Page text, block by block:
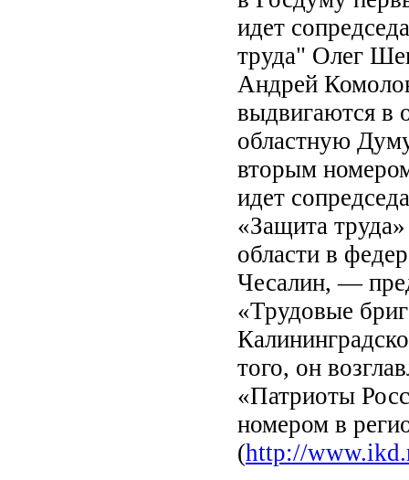
идет
труда" Олег
Андрей
выдвигаются в
областную
вторым
идет
«Защита
области в
Чесалин, ―
«Трудовые
того, он
«Патриоты
номером в
(http://